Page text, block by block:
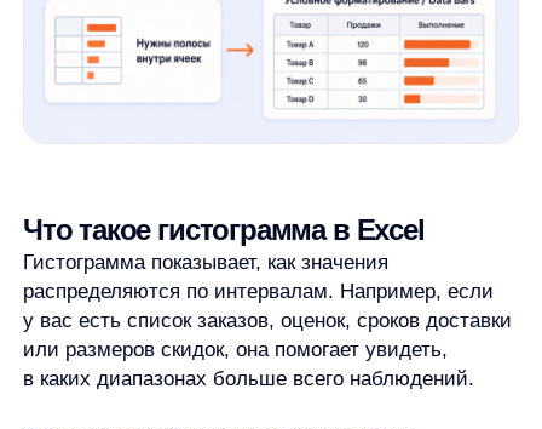
у вас есть список заказов, оценок, сроков доставки
или размеров скидок, она помогает увидеть,
в каких диапазонах больше всего наблюдений.
Обычная столбчатая диаграмма чаще
сравнивает категории:
в каждый интервал.
Гистограмма подходит, когда нужно:
посмотреть распределение числовых данных;
найти диапазон, где сосредоточена основная
заметить редкие или крайние значения;
быстро объяснить массив данных в отчёте или